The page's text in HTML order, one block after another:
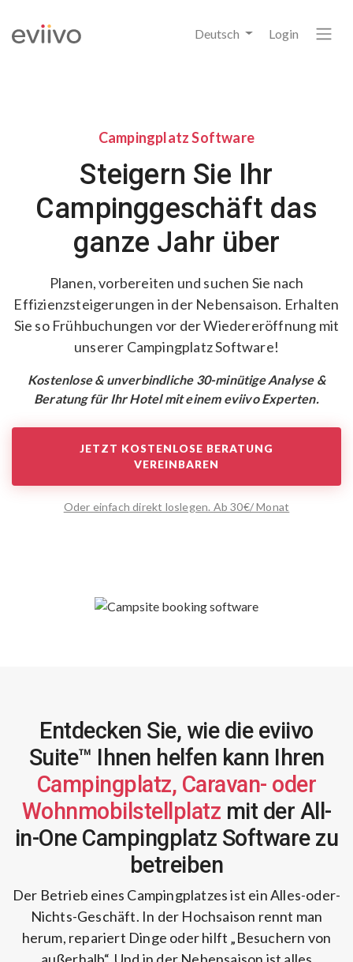
Deutsch Login
Campingplatz Software
Steigern Sie Ihr
Campinggeschäft das
ganze Jahr über
Planen, vorbereiten und suchen Sie nach
Effizienzsteigerungen in der Nebensaison. Erhalten
Sie so Frühbuchungen vor der Wiedereröffnung mit
unserer Campingplatz Software!
Kostenlose & unverbindliche 30-minütige Analyse &
Beratung für Ihr Hotel mit einem eviivo Experten.
JETZT KOSTENLOSE BERATUNG
VEREINBAREN
Oder einfach direkt loslegen. Ab 30€/ Monat
Entdecken Sie, wie die eviivo
Suite™ Ihnen helfen kann Ihren
Campingplatz, Caravan- oder
Wohnmobilstellplatz mit der All-
in-One Campingplatz Software zu
betreiben
Der Betrieb eines Campingplatzes ist ein Alles-oder-
Nichts-Geschäft. In der Hochsaison rennt man
herum, repariert Dinge oder hilft „Besuchern von
außerhalb“. Und in der Nebensaison ist alles